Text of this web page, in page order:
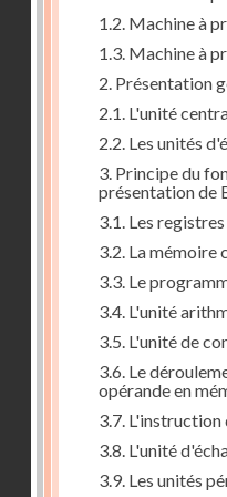
1.2. Machine à
1.3. Machine à
2. Présentation
2.1. L'unité
2.2. Les unités
3. Principe du
présentation de
3.1. Les registres
3.2. La mémoire
3.3. Le
3.4. L'unité
3.5. L'unité de
3.6. Le
opérande en
3.7. L'instruction
3.8. L'unité
3.9. Les unités